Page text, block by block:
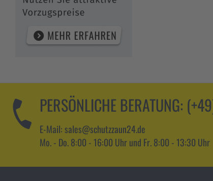
PERSÖNLICHE BERATUNG:
E-Mail: sales@schutzzaun24.de
Mo. - Do. 8:00 - 16:00 Uhr und Fr. 8:00 - 13:30 Uhr